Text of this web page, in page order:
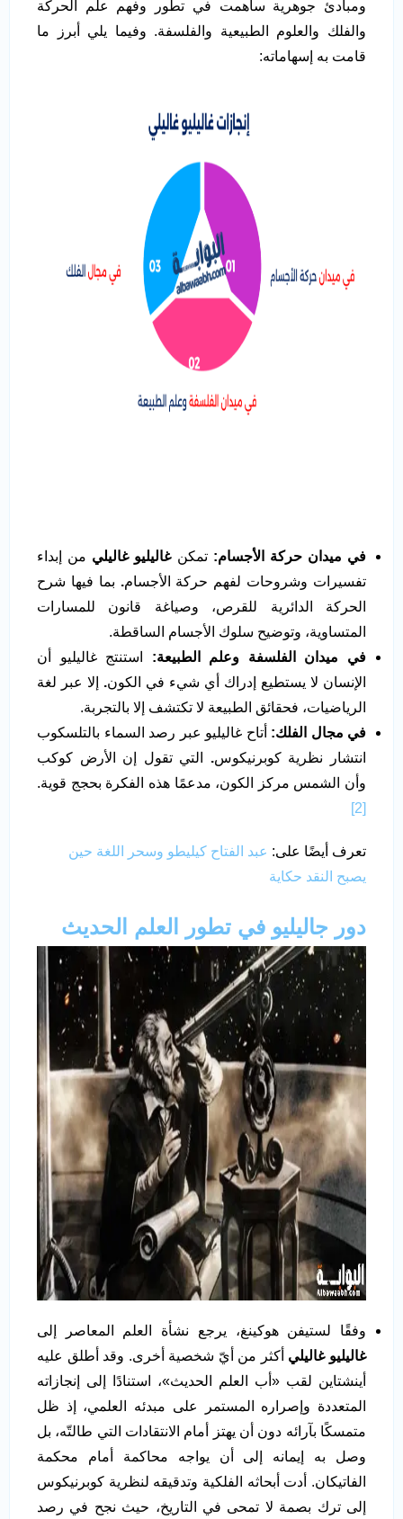
ومبادئ جوهرية ساهمت في تطور وفهم علم الحركة
والفلك والعلوم الطبيعية والفلسفة. وفيما يلي أبرز ما
قامت به إسهاماته:
في ميدان حركة الأجسام: تمكنغاليليو غاليلي من إبداء
تفسيرات وشروحات لفهم حركة الأجسام. بما فيها شرح
الحركة الدائرية للقرص، وصياغة قانون للمسارات
المتساوية، وتوضيح سلوك الأجسام الساقطة.
في ميدان الفلسفة وعلم الطبيعة: استنتج غاليليو أن
الإنسان لا يستطيع إدراك أي شيء في الكون. إلا عبر لغة
الرياضيات، فحقائق الطبيعة لا تكتشف إلا بالتجربة.
في مجال الفلك: أتاح غاليليو عبر رصد السماء بالتلسكوب
انتشار نظرية كوبرنيكوس. التي تقول إن الأرض كوكب
وأن الشمس مركز الكون، مدعمًا هذه الفكرة بحجج قوية.
[2]
تعرف أيضًا على: عبد الفتاح كيليطو وسحر اللغة حين
يصبح النقد حكاية
دور جاليليو في تطور العلم الحديث
وفقًا لستيفن هوكينغ، يرجع نشأة العلم المعاصر إلى
غاليليو غاليلي أكثر من أيّ شخصية أخرى. وقد أطلق عليه
أينشتاين لقب «أب العلم الحديث»، استنادًا إلى إنجازاته
المتعددة وإصراره المستمر على مبدئه العلمي، إذ ظل
متمسكًا بآرائه دون أن يهتز أمام الانتقادات التي طالتّه، بل
وصل به إيمانه إلى أن يواجه محاكمة أمام محكمة
الفاتيكان. أدت أبحاثه الفلكية وتدقيقه لنظرية كوبرنيكوس
إلى ترك بصمة لا تمحى في التاريخ، حيث نجح في رصد